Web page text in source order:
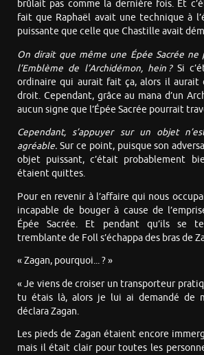
brûlait pas comme la dernière fois. Et
fait que Raphaël avait une technique à
puissante que celle que Chastille avait
On dirait que même une Épée Sacrée ne
l’Emblème de l’Archidémon, hein ? Si
ordinaire qui aurait fait ça, alors il aurait
droit. Cependant, grâce au mana d’un
aucun signe que l’Épée Sacrée pourrait
Cependant, s’appuyer sur un objet
agréable. Sur ce point, puisque son
objet puissant, c’était probablement
étaient quittes.
Pour en revenir à l’affaire qui nous
incapable de bouger à cause de
Épée Sacrée. Et pendant qu’ils se
tremblante de Foll s’échappa des bras de
« Zagan, pourquoi... ? »
« Je viens de croiser un transporteur
tu étais là, alors je lui ai demandé de
déclara Zagan.
Les pieds de Zagan étaient encore
mais il était clair pour toutes les